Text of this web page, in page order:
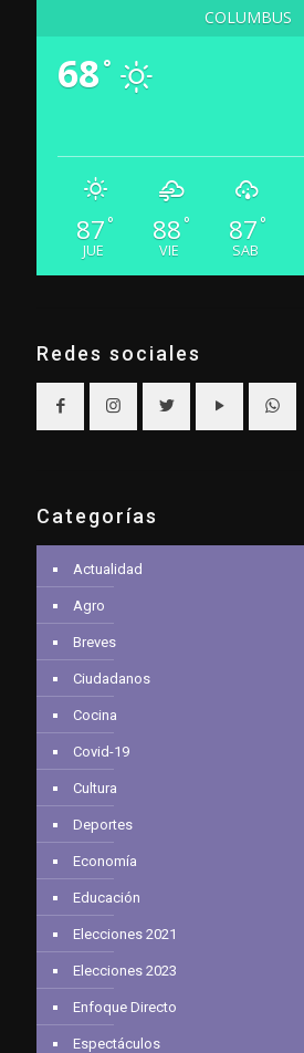
COLUMBUS
68°
87 °
JUE
88 °
VIE
87 °
SAB
Redes sociales
Categorías
Actualidad
Agro
Breves
Ciudadanos
Cocina
Covid-19
Cultura
Deportes
Economía
Educación
Elecciones 2021
Elecciones 2023
Enfoque Directo
Espectáculos